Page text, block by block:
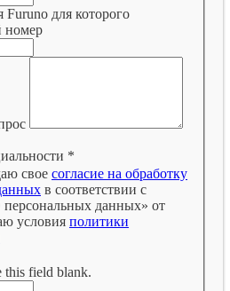
для которого
номер
*
свое согласие на обработку
в соответствии с
данных» от
условия политики
this field blank.